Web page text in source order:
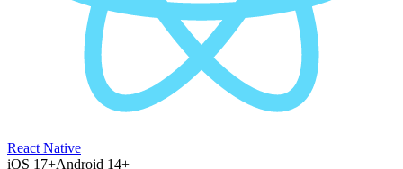
React Native
iOS 17+Android 14+